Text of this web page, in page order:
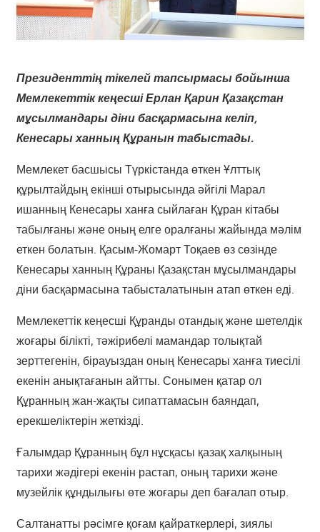
Президенттің тікелей тапсырмасы бойынша
Мемлекеттік кеңесші Ерлан Қарин Қазақстан
мұсылмандары діни басқармасына келіп,
Кенесары ханның Құранын табыстады.
Мемлекет басшысы Түркістанда өткен Ұлттық
құрылтайдың екінші отырысында әйгілі Марал
ишанның Кенесары ханға сыйлаған Құран кітабы
табылғаны және оның елге оралғаны жайында мәлім
еткен болатын. Қасым-Жомарт Тоқаев өз сөзінде
Кенесары ханның Құраны Қазақстан мұсылмандары
діни басқармасына табысталатынын атап өткен еді.
Мемлекеттік кеңесші Құранды отандық және шетелдік
жоғары білікті, тәжірибелі мамандар толықтай
зерттегенін, бірауыздан оның Кенесары ханға тиесілі
екенін анықтағанын айтты. Сонымен қатар ол
Құранның жан-жақты сипаттамасын баяндап,
ерекшеліктерін жеткізді.
Ғалымдар Құранның бұл нұсқасы қазақ халқының
тарихи жәдігері екенін растап, оның тарихи және
музейлік құндылығы өте жоғары деп бағалап отыр.
Салтанатты рәсімге қоғам қайраткерлері, зиялы